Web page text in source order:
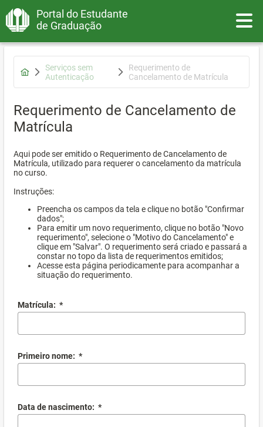
Portal do Estudante
de Graduação
Serviços sem
Autenticação
Requerimento de
Cancelamento de Matrícula
Requerimento de Cancelamento de
Matrícula
Aqui pode ser emitido o Requerimento de Cancelamento de
Matrícula, utilizado para requerer o cancelamento da matrícula
no curso.
Instruções:
Preencha os campos da tela e clique no botão "Confirmar
dados";
Para emitir um novo requerimento, clique no botão "Novo
requerimento", selecione o "Motivo do Cancelamento" e
clique em "Salvar". O requerimento será criado e passará a
constar no topo da lista de requerimentos emitidos;
Acesse esta página periodicamente para acompanhar a
situação do requerimento.
Matrícula: *
Primeiro nome: *
Data de nascimento: *